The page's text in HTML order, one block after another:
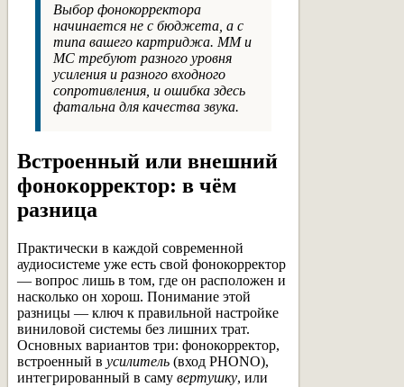
Выбор фонокорректора
начинается не с бюджета, а с
типа вашего картриджа. MM и
MC требуют разного уровня
усиления и разного входного
сопротивления, и ошибка здесь
фатальна для качества звука.
Встроенный или внешний
фонокорректор: в чём
разница
Практически в каждой современной
аудиосистеме уже есть свой фонокорректор
— вопрос лишь в том, где он расположен и
насколько он хорош. Понимание этой
разницы — ключ к правильной настройке
виниловой системы без лишних трат.
Основных вариантов три: фонокорректор,
встроенный в усилитель (вход PHONO),
интегрированный в саму вертушку, или